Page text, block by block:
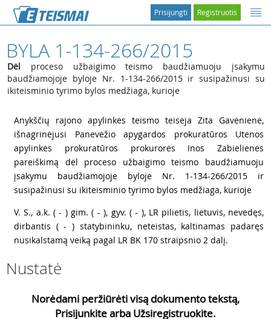
Registruotis
Prisijungti
BYLA 1-134-266/2015
Dėl proceso užbaigimo teismo baudžiamuoju įsakymu
baudžiamojoje byloje Nr. 1-134-266/2015 ir susipažinusi su
ikiteisminio tyrimo bylos medžiaga, kurioje
Anykščių rajono apylinkės teismo teisėja Zita Gavėnienė,
išnagrinėjusi Panevėžio apygardos prokuratūros Utenos
apylinkės prokuratūros prokurorės Inos Zabielienės
pareiškimą dėl proceso užbaigimo teismo baudžiamuoju
įsakymu baudžiamojoje byloje Nr. 1-134-266/2015 ir
susipažinusi su ikiteisminio tyrimo bylos medžiaga, kurioje
V. S., a.k. ( - ) gim. ( - ), gyv. ( - ), LR pilietis, lietuvis, nevedęs,
dirbantis ( - ) statybininku, neteistas, kaltinamas padaręs
nusikalstamą veiką pagal LR BK 170 straipsnio 2 dalį.
Nustatė
Norėdami peržiūrėti visą dokumento tekstą,
Prisijunkite arba Užsiregistruokite.